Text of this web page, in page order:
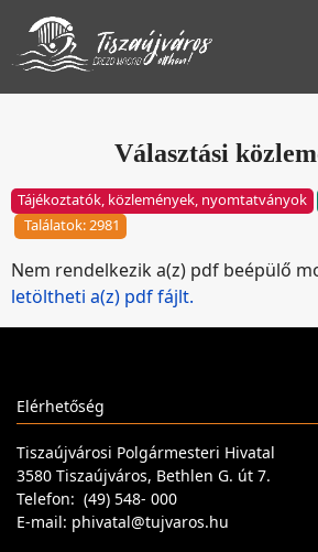
Választási
Tájékoztatók, közlemények, nyomtatványok
Találatok: 2981
Nem rendelkezik a(z) pdf beépülő
letöltheti a(z) pdf fájlt.
Elérhetőség
Tiszaújvárosi Polgármesteri Hivatal
3580 Tiszaújváros, Bethlen G. út 7.
Telefon: (49) 548- 000
E-mail: phivatal@tujvaros.hu